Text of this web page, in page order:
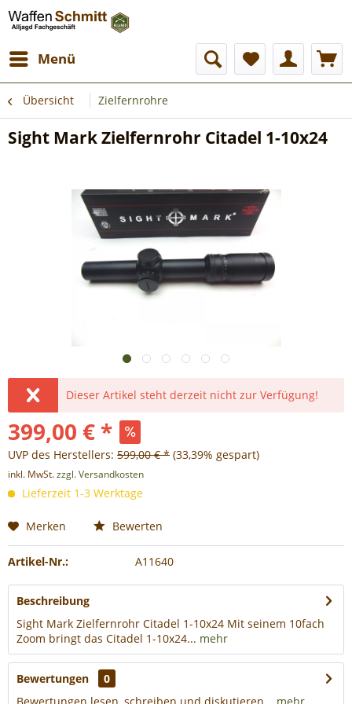
Menü
Übersicht Zielfernrohre
Sight Mark Zielfernrohr Citadel 1-10x24
Dieser Artikel steht derzeit nicht zur Verfügung!
399,00 € *
UVP des Herstellers: 599,00 € * (33,39% gespart)
inkl. MwSt.zzgl. Versandkosten
Lieferzeit 1-3 Werktage
Merken Bewerten
Artikel-Nr.: A11640
Beschreibung
Sight Mark Zielfernrohr Citadel 1-10x24 Mit seinem 10fach
Zoom bringt das Citadel 1-10x24... mehr
Bewertungen
0